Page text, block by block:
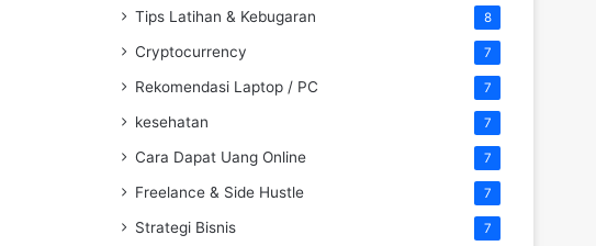
Tips Latihan & Kebugaran 8
Cryptocurrency 7
Rekomendasi Laptop / PC 7
kesehatan 7
Cara Dapat Uang Online 7
Freelance & Side Hustle 7
Strategi Bisnis 7